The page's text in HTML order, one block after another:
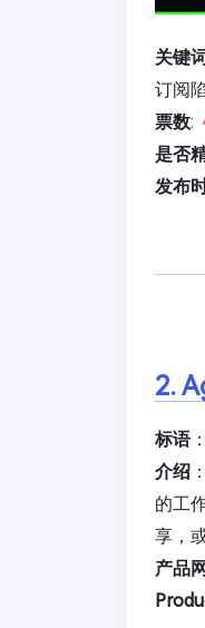
关键词
订阅
票数:
是否
发布
2.
标语
介绍
的工
享，
产品